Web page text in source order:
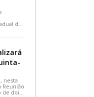
de
nesta
Reunião
de dois